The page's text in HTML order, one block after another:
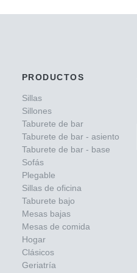
PRODUCTOS
Sillas
Sillones
Taburete de bar
Taburete de bar - asiento
Taburete de bar - base
Sofás
Plegable
Sillas de oficina
Taburete bajo
Mesas bajas
Mesas de comida
Hogar
Clásicos
Geriatría